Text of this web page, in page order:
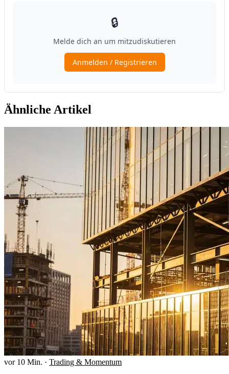
Ähnliche Artikel
vor 10 Min. · Trading & Momentum